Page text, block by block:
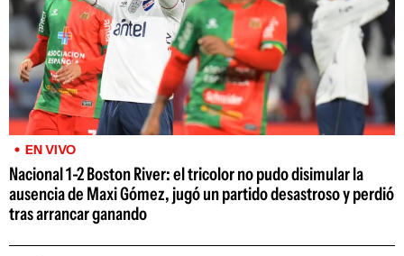
EN VIVO
Nacional 1-2 Boston River: el tricolor no pudo disimular la
ausencia de Maxi Gómez, jugó un partido desastroso y perdió
tras arrancar ganando